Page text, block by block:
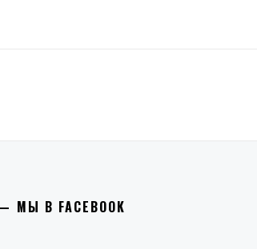
МЫ В FACEBOOK